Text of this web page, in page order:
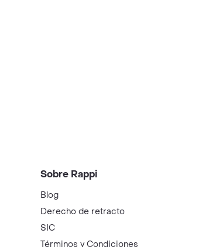
Sobre Rappi
Blog
Derecho de retracto
SIC
Términos y Condiciones